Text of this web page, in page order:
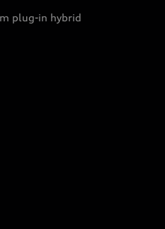
plug-in hybrid